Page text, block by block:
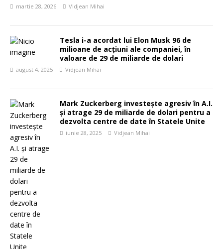
martie 28, 2026 Vidjean Mihai
Tesla i-a acordat lui Elon Musk 96 de
milioane de acțiuni ale companiei, în
valoare de 29 de miliarde de dolari
august 4, 2025 Vidjean Mihai
Mark Zuckerberg investește agresiv în A.I.
și atrage 29 de miliarde de dolari pentru a
dezvolta centre de date în Statele Unite
iunie 28, 2025 Vidjean Mihai